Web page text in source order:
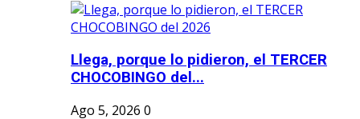
Llega, porque lo pidieron, el TERCER
CHOCOBINGO del...
Ago 5, 2026 0